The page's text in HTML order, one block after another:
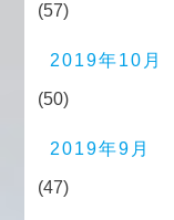
(57)
2019年10月
(50)
2019年9月
(47)